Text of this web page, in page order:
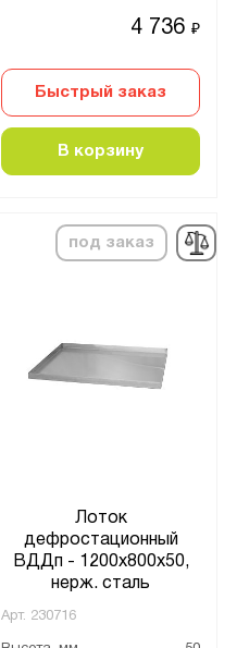
4 736₽
Быстрый заказ
В корзину
под заказ
Лоток
дефростационный
ВДДп - 1200x800x50,
нерж. сталь
Арт. 230716